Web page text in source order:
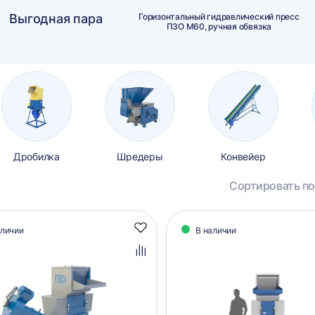
Выгодная пара
Горизонтальный гидравлический пресс
ПЗО М60, ручная обвязка
Дробилка Шредеры Конвейер
Сортировать
Добавить
в
избранное
Добавить
В наличии